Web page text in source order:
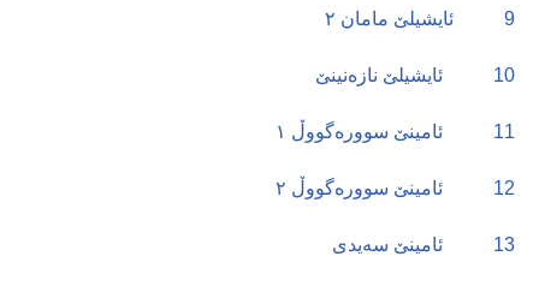
9 ئایشیلێ مامان ٢
10 ئایشیلێ نازەنینێ
11 ئامینێ سوورەگووڵ ١
12 ئامینێ سوورەگووڵ ٢
13 ئامینێ سەیدی